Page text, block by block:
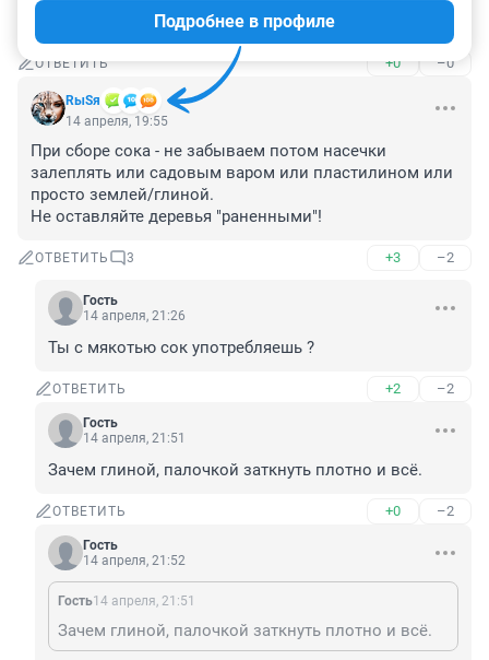
везде до фига. Какой сок.
ОТВЕТИТЬ +0 –0
RыSя
Подробнее в профиле
14 апреля, 19:55
При сборе сока - не забываем потом насечки
залеплять или садовым варом или пластилином или
просто землей/глиной.
Не оставляйте деревья "раненными"!
ОТВЕТИТЬ 3 +3 –2
Гость
14 апреля, 21:26
Ты с мякотью сок употребляешь ?
ОТВЕТИТЬ +2 –2
Гость
14 апреля, 21:51
Зачем глиной, палочкой заткнуть плотно и всё.
ОТВЕТИТЬ +0 –2
Гость
14 апреля, 21:52
Гость14 апреля, 21:51
Зачем глиной, палочкой заткнуть плотно и всё.